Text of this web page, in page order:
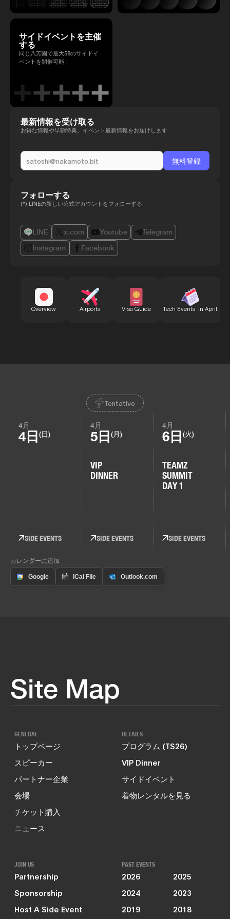
サイドイベントを主催
する
同じ八芳園で最大58のサイドイ
ベントを開催可能！
最新情報を受け取る
お得な情報や早割特典、イベント最新情報をお届けします
フォローする
(*) LINEの新しい公式アカウントをフォローする
LINE x.com Youtube
Telegram
Instagram
Facebook
Overview Airports Visa Guide Tech Events in April
Tentative
4月
4日 (日)
SIDE EVENTS
4月
5日 (月)
VIP
DINNER
SIDE EVENTS
4月
6日 (火)
TEAMZ
SUMMIT
DAY 1
SIDE EVENTS
カレンダーに追加
Site Map
GENERAL
トップページ
スピーカー
パートナー企業
会場
チケット購入
ニュース
DETAILS
プログラム (TS26)
VIP Dinner
サイドイベント
着物レンタルを見る
JOIN US
Partnership
Sponsorship
Host A Side Event
PAST EVENTS
2026
2025
2024
2023
2019
2018